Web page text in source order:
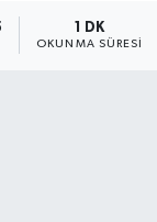
1 DK
OKUNMA SÜRESI